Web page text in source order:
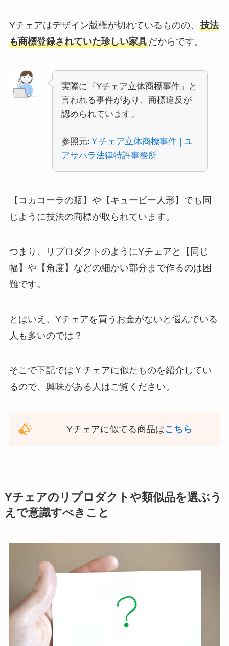
Yチェアはデザイン版権が切れているものの、 技法
も商標登録されていた珍しい家具だからです。
実際に『Yチェア立体商標事件』と
言われる事件があり、商標違反が
認められています。
参照元: Ｙチェア立体商標事件 | ユ
アサハラ法律特許事務所
【コカコーラの瓶】や【キューピー人形】でも同
じように技法の商標が取られています。
つまり、リプロダクトのようにYチェアと【同じ
幅】や【角度】などの細かい部分まで作るのは困
難です。
とはいえ、 Yチェアを買うお金がない と悩んでいる
人も多いのでは？
そこで下記ではＹチェアに似たものを紹介してい
るので、興味がある人はご覧ください。
Yチェアに似てる商品はこちら
Yチェアのリプロダクトや類似品を選ぶう
えで意識すべきこと